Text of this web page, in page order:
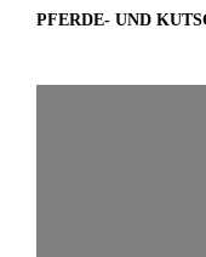
PFERDE- UND